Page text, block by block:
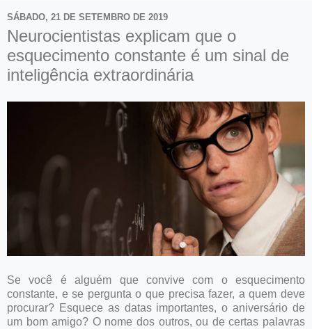
SÁBADO, 21 DE SETEMBRO DE 2019
Neurocientistas explicam que o
esquecimento constante é um sinal de
inteligência extraordinária
Se você é alguém que convive com o esquecimento
constante, e se pergunta o que precisa fazer, a quem deve
procurar? Esquece as datas importantes, o aniversário de
um bom amigo? O nome dos outros, ou de certas palavras